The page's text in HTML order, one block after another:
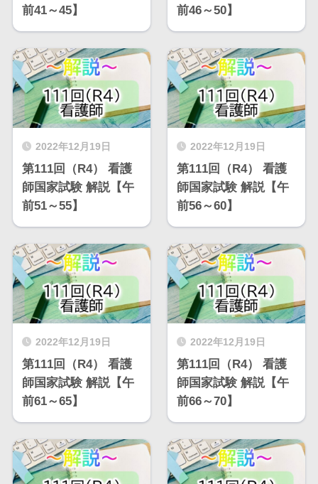
前41～45】
前46～50】
2022年12月19日
第111回（R4） 看護
師国家試験 解説【午
前51～55】
2022年12月19日
第111回（R4） 看護
師国家試験 解説【午
前56～60】
2022年12月19日
第111回（R4） 看護
師国家試験 解説【午
前61～65】
2022年12月19日
第111回（R4） 看護
師国家試験 解説【午
前66～70】